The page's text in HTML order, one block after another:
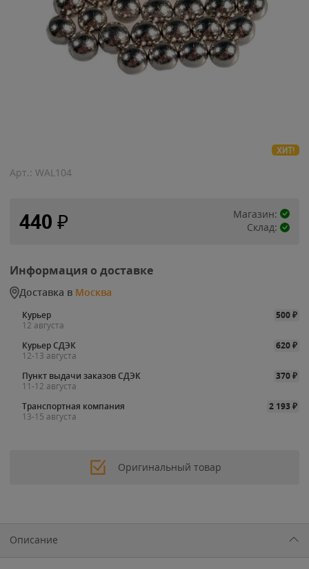
ХИТ!
Арт.: WAL104
440 ₽
Магазин:
Склад:
Информация о доставке
Доставка в Москва
Курьер 500₽
12 августа
Курьер СДЭК
620₽
12-13 августа
Пункт выдачи заказов СДЭК
370₽
11-12 августа
Транспортная компания
2 193₽
13-15 августа
Оригинальный товар
Описание